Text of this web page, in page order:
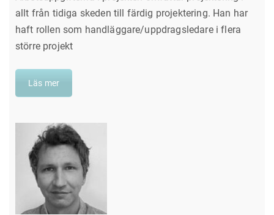
allt från tidiga skeden till färdig projektering. Han har
haft rollen som handläggare/uppdragsledare i flera
större projekt
Läs mer